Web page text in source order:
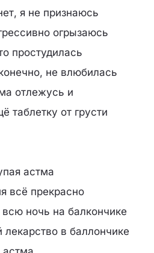
я не признаюсь
огрызаюсь
простудилась
не влюбилась
отлежусь и
таблетку от грусти
астма
всё прекрасно
ночь на балкончике
лекарство в баллончике